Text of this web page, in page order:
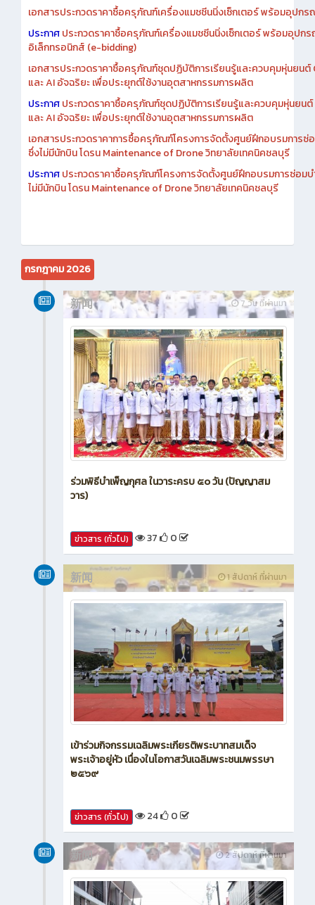
เอกสารประกวดราคาซื้อครุภัณฑ์เครื่องแมชชีนนิ่งเซ็กเตอร์ พร้อมอุปก
ประกาศประกวดราคาซื้อครุภัณฑ์เครื่องแมชชีนนิ่งเซ็กเตอร์ พร้อมอุปก
อิเล็กทรอนิกส์ (e-bidding)
เอกสารประกวดราคาซื้อครุภัณฑ์ชุดปฏิบัติการเรียนรู้และควบคุมหุ่นยน
และ AI อัจฉริยะ เพื่อประยุกต์ใช้งานอุตสาหกรรมการผลิต
ประกาศประกวดราคาซื้อครุภัณฑ์ชุดปฏิบัติการเรียนรู้และควบคุมหุ่นยน
และ AI อัจฉริยะ เพื่อประยุกต์ใช้งานอุตสาหกรรมการผลิต
เอกสารประกวดราคาการซื้อครุภัณฑ์โครงการจัดตั้งศูนย์ฝึกอบรมการซ่
ซึ่งไม่มีนักบิน โดรน Maintenance of Drone วิทยาลัยเทคนิคชลบุรี
ประกาศประกวดราคาซื้อครุภัณฑ์โครงการจัดตั้งศูนย์ฝึกอบรมการซ่อมบ
ไม่มีนักบิน โดรน Maintenance of Drone วิทยาลัยเทคนิคชลบุรี
กรกฎาคม 2026
7 วัน ที่ผ่านมา
新闻
ร่วมพิธีบำเพ็ญกุศล ในวาระครบ ๕๐ วัน (ปัญญาสม
วาร)
ข่าวสาร (ทั่วไป) 37 0
1 สัปดาห์ ที่ผ่านมา
新闻
เข้าร่วมกิจกรรมเฉลิมพระเกียรติพระบาทสมเด็จ
พระเจ้าอยู่หัว เนื่องในโอกาสวันเฉลิมพระชนมพรรษา
๒๕๖๙
ข่าวสาร (ทั่วไป) 24 0
2 สัปดาห์ ที่ผ่านมา
新闻